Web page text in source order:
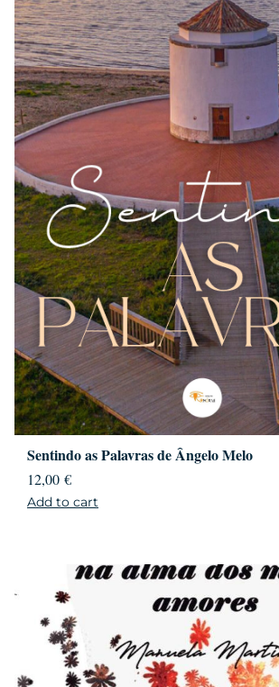
Sentindo as Palavras de Ângelo Melo
12,00 €
Add to cart